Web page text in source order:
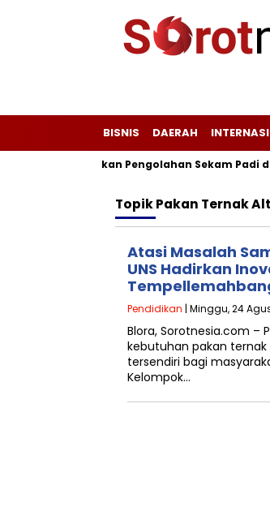
BISNIS DAERAH
27 Kenalkan Pengolahan Sekam Padi di
TopikPakan Ternak
Atasi Masalah
UNS Hadirkan
Pendidikan | Minggu, 24
Blora, Sorotnesia.com –
kebutuhan pakan
tersendiri bagi
Kelompok…